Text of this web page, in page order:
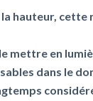
hauteur, cette
mettre en
dans le